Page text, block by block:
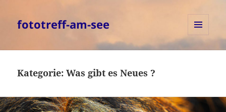
fototreff-am-see
MENÜ
Kategorie:Was gibt es Neues ?